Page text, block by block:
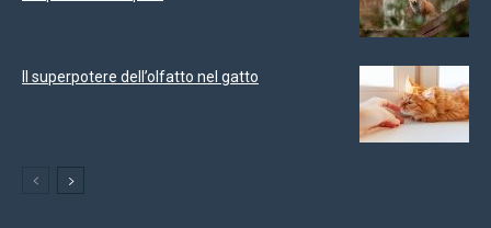
Il superpotere dell’olfatto nel gatto